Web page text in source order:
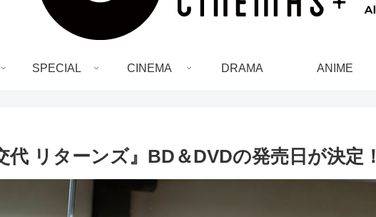
SPECIAL CINEMA DRAMA ANIME
代 リターンズ』BD＆DVDの発売日が決定！